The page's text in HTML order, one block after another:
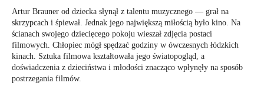
Artur Brauner od dziecka słynął z talentu muzycznego — grał na
skrzypcach i śpiewał. Jednak jego największą miłością było kino. Na
ścianach swojego dziecięcego pokoju wieszał zdjęcia postaci
filmowych. Chłopiec mógł spędzać godziny w ówczesnych łódzkich
kinach. Sztuka filmowa kształtowała jego światopogląd, a
doświadczenia z dzieciństwa i młodości znacząco wpłynęły na sposób
postrzegania filmów.